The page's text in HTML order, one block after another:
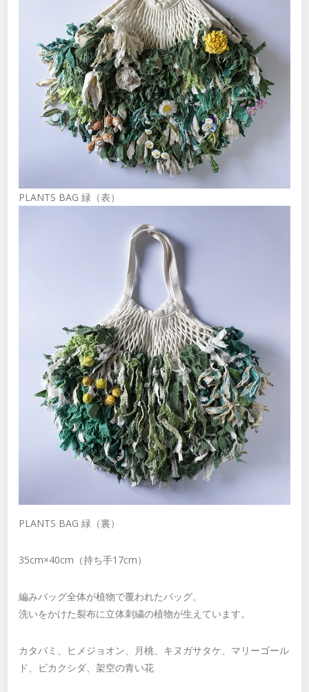
PLANTS BAG 緑（表）
PLANTS BAG 緑（裏）
35cm×40cm（持ち手17cm）
編みバッグ全体が植物で覆われたバッグ。
洗いをかけた裂布に立体刺繍の植物が生えています。
カタバミ、ヒメジョオン、月桃、キヌガサタケ、マリーゴール
ド、ビカクシダ、架空の青い花